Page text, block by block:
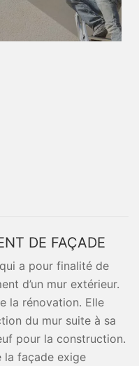
DE FAÇADE
a pour finalité de
d’un mur extérieur.
la rénovation. Elle
du mur suite à sa
pour la construction.
la façade exige